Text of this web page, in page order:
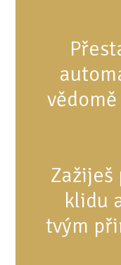
klidu
tvým